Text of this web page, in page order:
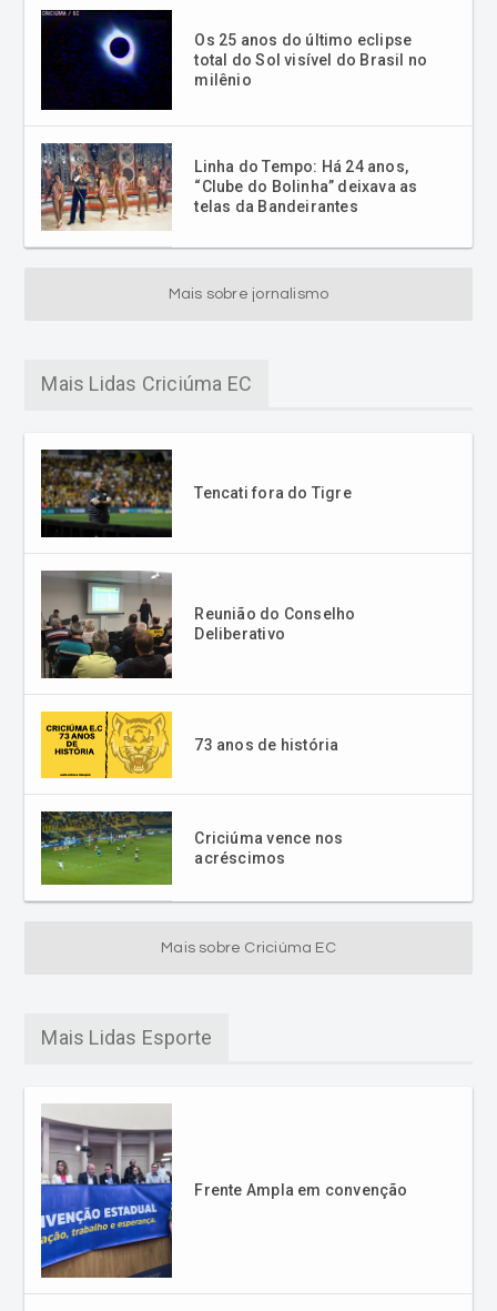
Os 25 anos do último eclipse
total do Sol visível do Brasil no
milênio
Linha do Tempo: Há 24 anos,
“Clube do Bolinha” deixava as
telas da Bandeirantes
Mais sobre jornalismo
Mais Lidas Criciúma EC
Tencati fora do Tigre
Reunião do Conselho
Deliberativo
73 anos de história
Criciúma vence nos
acréscimos
Mais sobre Criciúma EC
Mais Lidas Esporte
Frente Ampla em convenção